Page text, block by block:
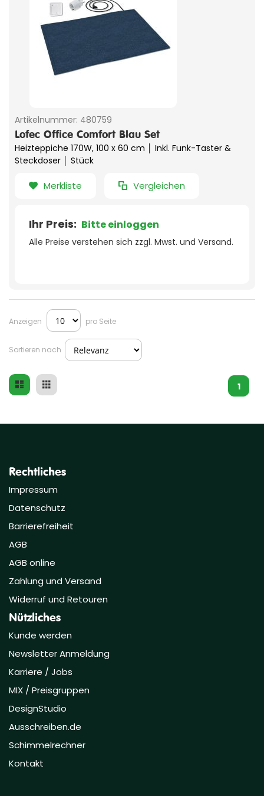
Artikelnummer: 480759
Lofec Office Comfort Blau Set
Heizteppiche 170W, 100 x 60 cm │ Inkl. Funk-Taster &
Steckdoser │ Stück
Merkliste Vergleichen
Ihr Preis: Bitte einloggen
Alle Preise verstehen sich zzgl. Mwst. und Versand.
Anzeigen pro Seite
Sortieren nach
1
Ansicht
Liste Raster
Rechtliches
Impressum
Datenschutz
Barrierefreiheit
AGB
AGB online
Zahlung und Versand
Widerruf und Retouren
Nützliches
Kunde werden
Newsletter Anmeldung
Karriere / Jobs
MIX / Preisgruppen
DesignStudio
Ausschreiben.de
Schimmelrechner
Kontakt